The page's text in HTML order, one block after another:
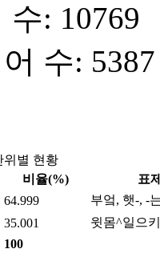
: 10769
수: 5387
위별 현황
비율(%)
표
64.999
부엌, 햇-, -
35.001
윗몸^일으
100